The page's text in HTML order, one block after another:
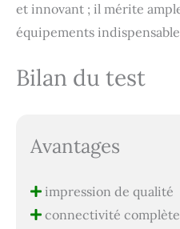
et innovant ; il mérite
équipements
Bilan du test
Avantages
impression de qualité
connectivité